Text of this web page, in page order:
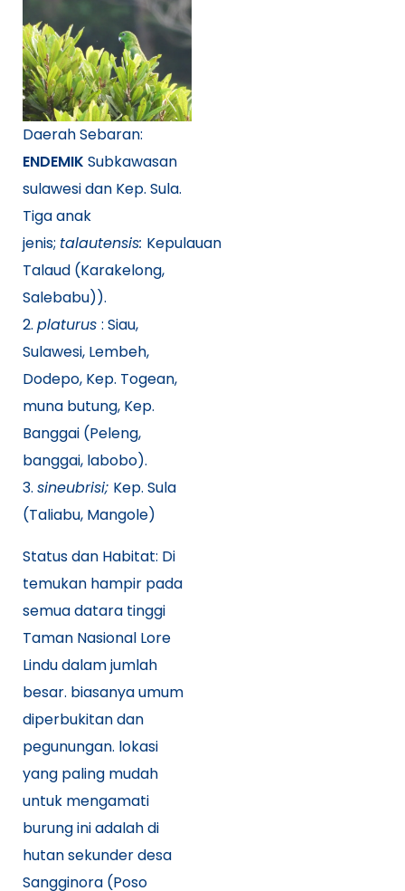
Daerah Sebaran:
ENDEMIK Subkawasan
sulawesi dan Kep. Sula.
Tiga anak
jenis; talautensis: Kepulauan
Talaud (Karakelong,
Salebabu)).
2. platurus : Siau,
Sulawesi, Lembeh,
Dodepo, Kep. Togean,
muna butung, Kep.
Banggai (Peleng,
banggai, labobo).
3. sineubrisi; Kep. Sula
(Taliabu, Mangole)
Status dan Habitat: Di
temukan hampir pada
semua datara tinggi
Taman Nasional Lore
Lindu dalam jumlah
besar. biasanya umum
diperbukitan dan
pegunungan. lokasi
yang paling mudah
untuk mengamati
burung ini adalah di
hutan sekunder desa
Sangginora (Poso